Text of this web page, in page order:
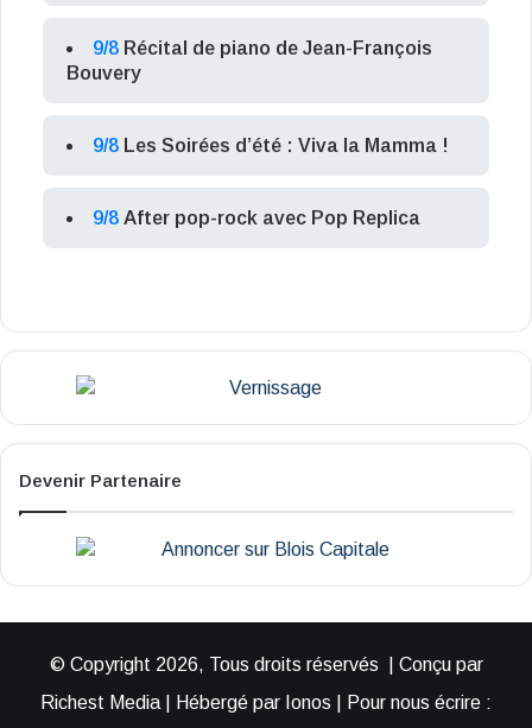
9/8 Récital de piano de Jean-François
Bouvery
9/8 Les Soirées d’été : Viva la Mamma !
9/8 After pop-rock avec Pop Replica
Devenir Partenaire
© Copyright 2026, Tous droits réservés | Conçu par
Richest Media | Hébergé par Ionos | Pour nous écrire :